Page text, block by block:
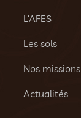
L’AFES
Les sols
Nos missions
Actualités